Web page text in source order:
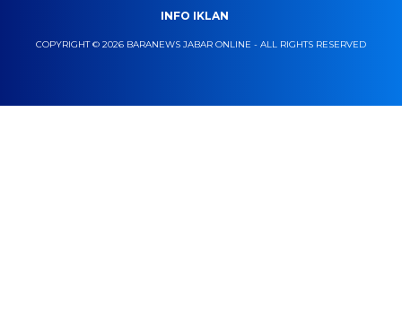
INFO IKLAN
COPYRIGHT © 2026 BARANEWS JABAR ONLINE - ALL RIGHTS RESERVED